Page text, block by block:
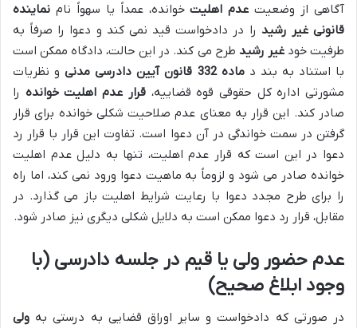
آگاهی از وضعیت عدم اهلیتخوانده، عمداً یا سهواً نام نماینده
قانونی غیر رشید را در دادخواست قید نمی کند و دعوا را صرفاً به
طرفیت خودغیر رشید طرح می کند. در این حالت، دادگاه ممکن است
با استناد به بند دماده 332 قانون آیین دادرسی مدنی
و نظریات
مشورتی اداره کل حقوقی قوه قضاییه،قرار عدم اهلیت خوانده را
صادر کند. این قرار به معنای عدم صلاحیت شکلی خوانده برای قرار
گرفتن در سمت خواندگی در آن دعوا است. تفاوت این قرار با قرار رد
دعوا در این است که قرار عدم اهلیت، تنها به دلیل عدم اهلیت
خوانده صادر می شود و لزوماً به ماهیت دعوا ورود نمی کند، اما راه
را برای طرح مجدد دعوا با رعایت شرایط اهلیت باز می گذارد. در
مقابل، قرار رد دعوا ممکن است به دلایل شکلی دیگری نیز صادر شود.
عدم حضور ولی یا قیم در جلسه دادرسی (با
وجود ابلاغ صحیح)
در صورتی که دادخواست و سایر اوراق قضایی به درستی به ولی